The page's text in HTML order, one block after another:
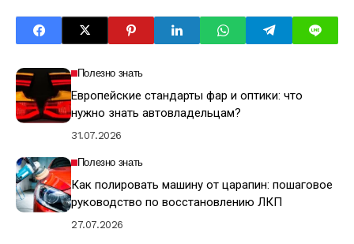
Полезно знать
Европейские стандарты фар и оптики: что
нужно знать автовладельцам?
31.07.2026
Полезно знать
Как полировать машину от царапин: пошаговое
руководство по восстановлению ЛКП
27.07.2026